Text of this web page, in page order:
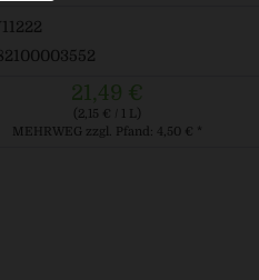
21,49 €
(2,15 € / 1 L)
MEHRWEG zzgl. Pfand: 4,50 € *